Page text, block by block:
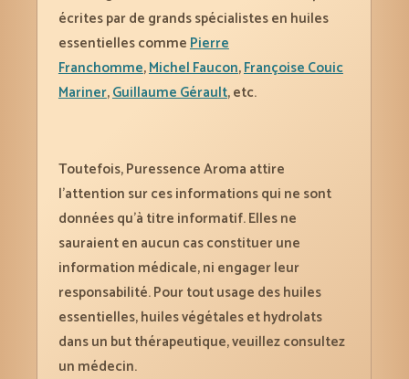
écrites par de grands spécialistes en huiles
essentielles commePierre
Franchomme,Michel Faucon,Françoise Couic
Mariner,Guillaume Gérault, etc.
Toutefois, Puressence Aroma attire
l’attention sur ces informations qui ne sont
données qu’à titre informatif. Elles ne
sauraient en aucun cas constituer une
information médicale, ni engager leur
responsabilité. Pour tout usage des huiles
essentielles, huiles végétales et hydrolats
dans un but thérapeutique, veuillez consultez
un médecin.